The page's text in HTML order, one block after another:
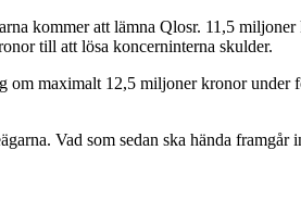
kommer att lämna Qlosr. 11,5
till att lösa koncerninterna skulder.
maximalt 12,5 miljoner kronor
Vad som sedan ska hända